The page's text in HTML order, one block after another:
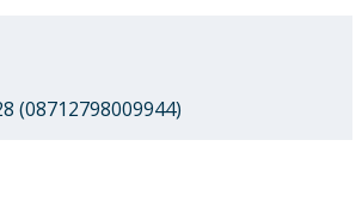
(08712798009944)